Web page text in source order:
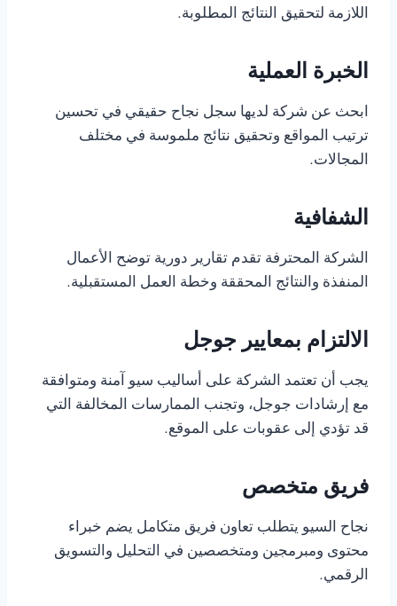
اللازمة لتحقيق النتائج المطلوبة.
الخبرة العملية
ابحث عن شركة لديها سجل نجاح حقيقي في تحسين
ترتيب المواقع وتحقيق نتائج ملموسة في مختلف
المجالات.
الشفافية
الشركة المحترفة تقدم تقارير دورية توضح الأعمال
المنفذة والنتائج المحققة وخطة العمل المستقبلية.
الالتزام بمعايير جوجل
يجب أن تعتمد الشركة على أساليب سيو آمنة ومتوافقة
مع إرشادات جوجل، وتجنب الممارسات المخالفة التي
قد تؤدي إلى عقوبات على الموقع.
فريق متخصص
نجاح السيو يتطلب تعاون فريق متكامل يضم خبراء
محتوى ومبرمجين ومتخصصين في التحليل والتسويق
الرقمي.